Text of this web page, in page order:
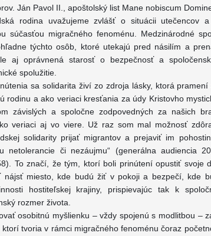
Ján Pavol II., apoštolský list Mane nobiscum
rodina uvažujeme zvlášť o situácii utečencov
súčasťou migračného fenoménu. Medzinárodné
týchto osôb, ktoré utekajú pred násilím a
aj oprávnená starosť o bezpečnosť a
spolužitie.
sa solidarita živí zo zdroja lásky, ktorá
rodinu a ako veriaci kresťania za údy Kristovho
závislých a spoločne zodpovedných za našich
veriaci aj vo viere. Už raz som mal možnosť
solidarity prijať migrantov a prejaviť im
netolerancie či nezáujmu“ (generálna audiencia
To značí, že tým, ktorí boli prinútení opustiť svoje
nájsť miesto, kde budú žiť v pokoji a bezpečí, kde
hostiteľskej krajiny, prispievajúc tak k
rozmer života.
osobitnú myšlienku – vždy spojenú s modlitbou –
tvoria v rámci migračného fenoménu čoraz